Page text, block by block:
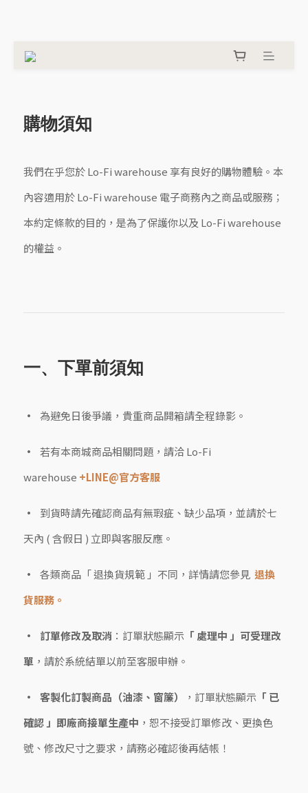
購物須知
我們在乎您於 Lo-Fi warehouse 享有良好的購物體驗。本
內容適用於 Lo-Fi warehouse 電子商務內之商品或服務；
本約定條款的目的，是為了保護你以及 Lo-Fi warehouse
的權益。
一、下單前須知
為避免日後爭議，貴重商品開箱請全程錄影。
若有本商城商品相關問題，請洽 Lo-Fi
warehouse +LINE@官方客服
到貨時請先確認商品有無瑕疵、缺少品項，並請於七
天內 ( 含假日 ) 立即與客服反應。
各類商品「 退換貨規範 」不同，詳情請您參見退換
貨服務。
訂單修改及取消 ：訂單狀態顯示 「 處理中 」可受理改
單 ，請於系統結單以前至客服申辦。
客製化訂製商品（油漆、窗簾） ，訂單狀態顯示 「 已
確認 」即廠商接單生產中 ，恕不接受訂單修改、更換色
號、修改尺寸之要求，請務必確認後再結帳！